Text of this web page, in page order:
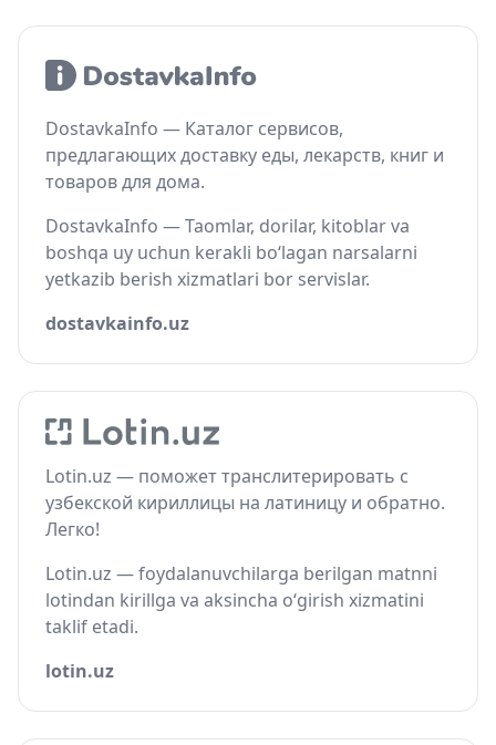
DostavkaInfo — Каталог сервисов,
предлагающих доставку еды, лекарств, книг и
товаров для дома.
DostavkaInfo — Taomlar, dorilar, kitoblar va
boshqa uy uchun kerakli bo‘lagan narsalarni
yetkazib berish xizmatlari bor servislar.
dostavkainfo.uz
Lotin.uz — поможет транслитерировать с
узбекской кириллицы на латиницу и обратно.
Легко!
Lotin.uz — foydalanuvchilarga berilgan matnni
lotindan kirillga va aksincha o‘girish xizmatini
taklif etadi.
lotin.uz